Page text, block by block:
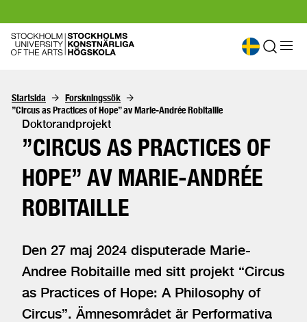
Startsida
Forskningssök
”Circus as Practices of Hope” av Marie-Andrée Robitaille
Doktorandprojekt
”CIRCUS AS PRACTICES OF
HOPE” AV MARIE-ANDRÉE
ROBITAILLE
Den 27 maj 2024 disputerade Marie-
Andree Robitaille med sitt projekt “Circus
as Practices of Hope: A Philosophy of
Circus”. Ämnesområdet är Performativa